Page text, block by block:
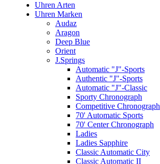
Uhren Arten
Uhren Marken
Audaz
Aragon
Deep Blue
Orient
J.Springs
Automatic "J"-Sports
Authentic "J"-Sports
Automatic "J"-Classic
Sporty Chronograph
Competitive Chronograph
70' Automatic Sports
70' Center Chronograph
Ladies
Ladies Sapphire
Classic Automatic City
Classic Automatic II